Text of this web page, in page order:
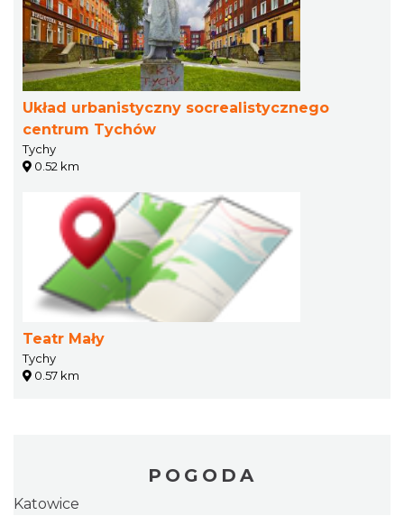
Układ urbanistyczny socrealistycznego
centrum Tychów
Tychy
0.52 km
Teatr Mały
Tychy
0.57 km
POGODA
Katowice